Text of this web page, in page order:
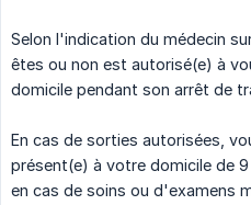
Selon l'indication du médecin
êtes ou non est autorisé(e) à
domicile pendant son arrêt de
En cas de sorties autorisées,
présent(e) à votre domicile de 9
en cas de soins ou d'examens